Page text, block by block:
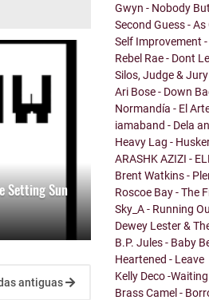
Setting Sun
antiguas
Gwyn - Nobody
Second Guess -
Self Improvement
Rebel Rae - Dont
Silos, Judge &
Ari Bose - Down
Normandía - El
iamaband - Dela
Heavy Lag -
ARASHK AZIZI -
Brent Watkins -
Roscoe Bay - The
Sky_A - Running
Dewey Lester &
B.P. Jules - Baby
Heartened - Leave
Kelly Deco -
Brass Camel -